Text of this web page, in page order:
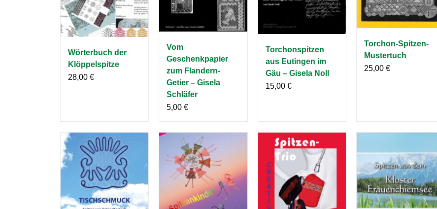
Wörterbuch der
Klöppelspitze
28,00 €
Vom
Geschenkpapier
zum Flandern-
Getier – Gisela
Schläfer
5,00€
Torchonspitzen
aus Eutingen im
Gäu – Gisela Noll
15,00 €
Torchon-Spitzen-
Mustertuch
25,00 €